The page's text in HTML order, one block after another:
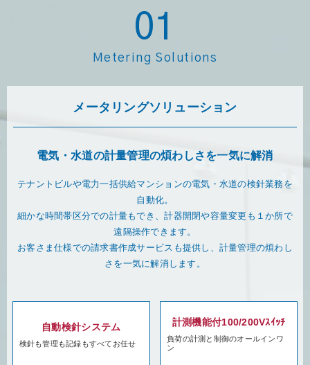
01
Metering Solutions
メータリングソリューション
電気・水道の計量管理の煩わしさを一気に解消
テナントビルや電力一括供給マンションの電気・水道の検針業務を
自動化。
細かな時間帯区分での計量もでき、計器開閉や容量変更も１か所で
遠隔操作できます。
お客さま仕様での請求書作成サービスも提供し、計量管理の煩わし
さを一気に解消します。
自動検針システム
検針も管理も記録もすべてお任せ
計測機能付100/200Vｽｲｯﾁ
負荷の計測と制御のオールインワ
ン